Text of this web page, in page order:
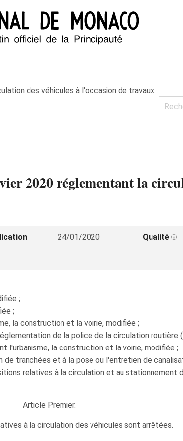
des véhicules à l'occasion de travaux.
2020 réglementant la
24/01/2020 Qualité
;
;
la construction et la voirie, modifiée ;
de la police de la circulation routière
l'urbanisme, la construction et la voirie, modifiée ;
tranchées et à la pose ou l'entretien de
relatives à la circulation et au stationnement
Article Premier.
à la circulation des véhicules sont arrêtées.